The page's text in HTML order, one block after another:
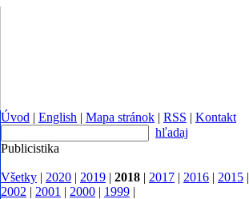
Úvod | English | Mapa stránok | RSS | Kontakt
hľadaj
Publicistika
Všetky | 2020 | 2019 | 2018 | 2017 | 2016 | 2015
2002 | 2001 | 2000 | 1999 |